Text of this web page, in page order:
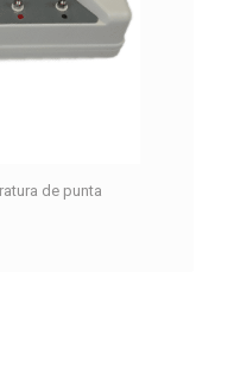
de punta